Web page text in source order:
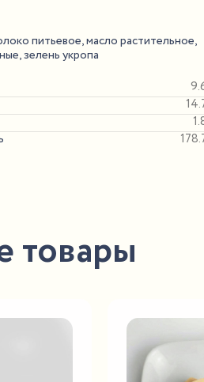
питьевое, масло растительное,
зелень укропа
товары